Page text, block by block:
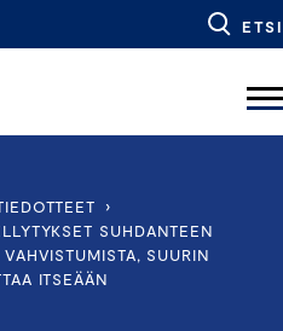
ETSI
›
SUHDANTEEN
SUURIN
ITSEÄÄN